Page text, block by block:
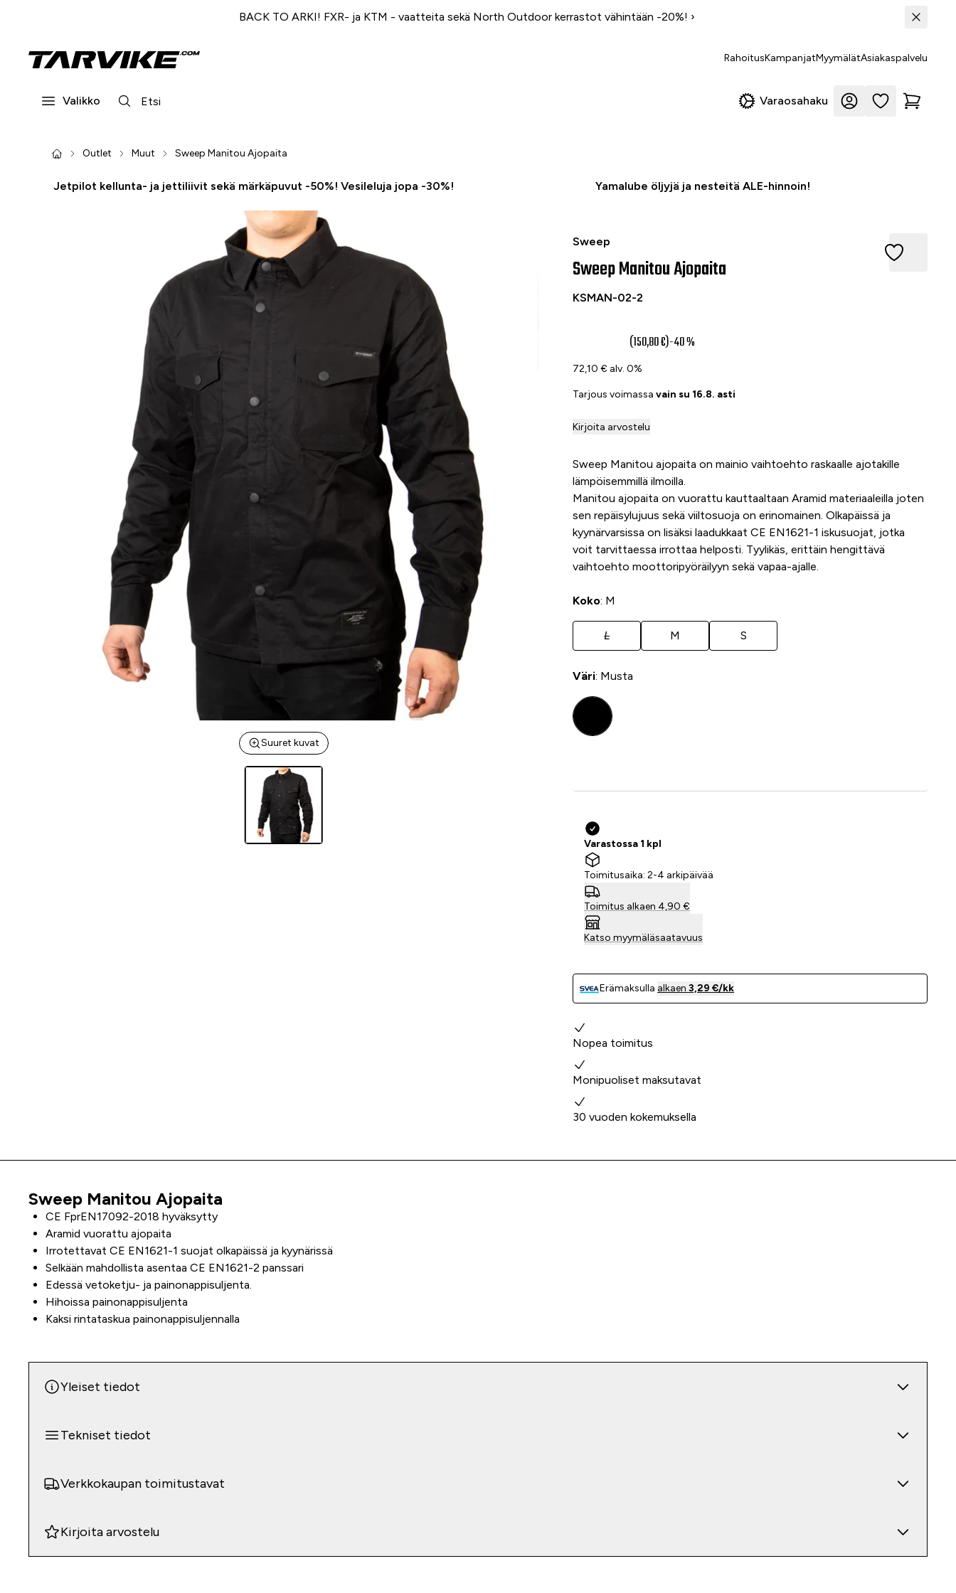
BACK TO ARKI! FXR- ja KTM - vaatteita sekä North Outdoor kerrastot vähintään -20%! ›
RahoitusKampanjatMyymälätAsiakaspalvelu
Valikko Varaosahaku
Outlet Muut Sweep Manitou Ajopaita
Jetpilot kellunta- ja jettiliivit sekä märkäpuvut -50%! Vesileluja jopa -30%! Yamalube öljyjä ja nesteitä ALE-hinnoin!
Suuret kuvat
Sweep
Sweep Manitou ajopaita, musta, M
Sweep Manitou Ajopaita
KSMAN-02-2
(150,80 €)-40 %
72,10 € alv. 0%
Tarjous voimassavain su 16.8. asti
Kirjoita arvostelu
Sweep Manitou ajopaita on mainio vaihtoehto raskaalle ajotakille
lämpöisemmillä ilmoilla.
Manitou ajopaita on vuorattu kauttaaltaan Aramid materiaaleilla joten
sen repäisylujuus sekä viiltosuoja on erinomainen. Olkapäissä ja
kyynärvarsissa on lisäksi laadukkaat CE EN1621-1 iskusuojat, jotka
voit tarvittaessa irrottaa helposti. Tyylikäs, erittäin hengittävä
vaihtoehto moottoripyöräilyyn sekä vapaa-ajalle.
Koko: M
L M S
Väri: Musta
Varastossa 1 kpl
Toimitusaika: 2-4 arkipäivää
Toimitus alkaen 4,90 €
Katso myymäläsaatavuus
Erämaksulla alkaen3,29 €/kk
Miksi valita meidät?
Nopea toimitus
Monipuoliset maksutavat
30 vuoden kokemuksella
Tuoteinfo
Sweep Manitou Ajopaita
CE FprEN17092-2018 hyväksytty
Aramid vuorattu ajopaita
Irrotettavat CE EN1621-1 suojat olkapäissä ja kyynärissä
Selkään mahdollista asentaa CE EN1621-2 panssari
Edessä vetoketju- ja painonappisuljenta.
Hihoissa painonappisuljenta
Kaksi rintataskua painonappisuljennalla
Yleiset tiedot
Tekniset tiedot
Verkkokaupan toimitustavat
Kirjoita arvostelu